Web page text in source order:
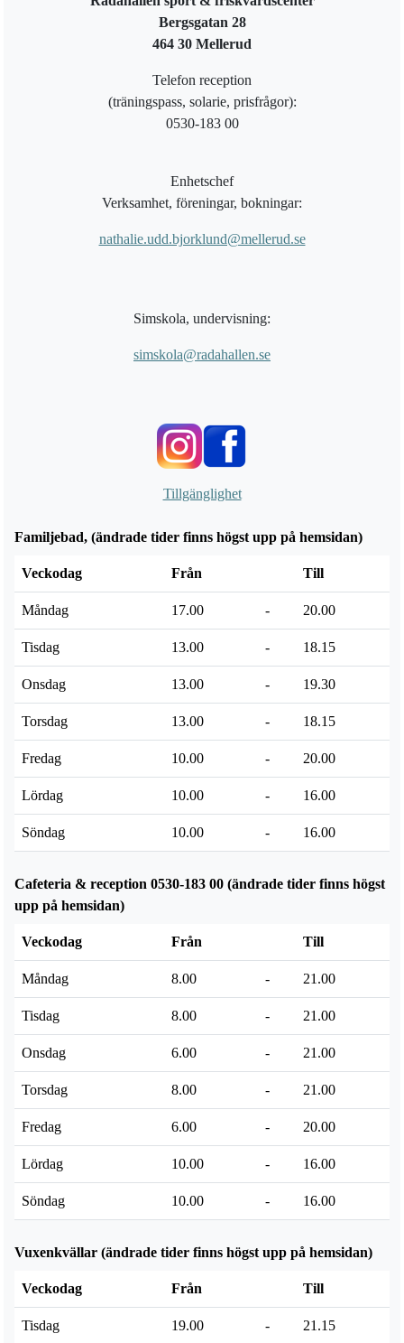
Bergsgatan 28
464 30 Mellerud
Telefon reception
(träningspass, solarie, prisfrågor):
0530-183 00
Enhetschef
Verksamhet, föreningar, bokningar:
nathalie.udd.bjorklund@mellerud.se
Simskola, undervisning:
simskola@radahallen.se
Tillgänglighet
Familjebad, (ändrade tider finns högst upp på hemsidan)
Veckodag Från Till
Måndag 17.00 - 20.00
Tisdag 13.00 - 18.15
Onsdag 13.00 - 19.30
Torsdag 13.00 - 18.15
Fredag 10.00 - 20.00
Lördag 10.00 - 16.00
Söndag 10.00 - 16.00
Cafeteria & reception 0530-183 00 (ändrade tider finns högst
upp på hemsidan)
Veckodag Från Till
Måndag 8.00 - 21.00
Tisdag 8.00 - 21.00
Onsdag 6.00 - 21.00
Torsdag 8.00 - 21.00
Fredag 6.00 - 20.00
Lördag 10.00 - 16.00
Söndag 10.00 - 16.00
Vuxenkvällar (ändrade tider finns högst upp på hemsidan)
Veckodag Från Till
Tisdag 19.00 - 21.15